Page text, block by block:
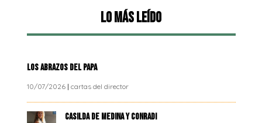
Lo más leído
LOS ABRAZOS DEL PAPA
10/07/2026| cartas del director
CASILDA DE MEDINA Y CONRADI